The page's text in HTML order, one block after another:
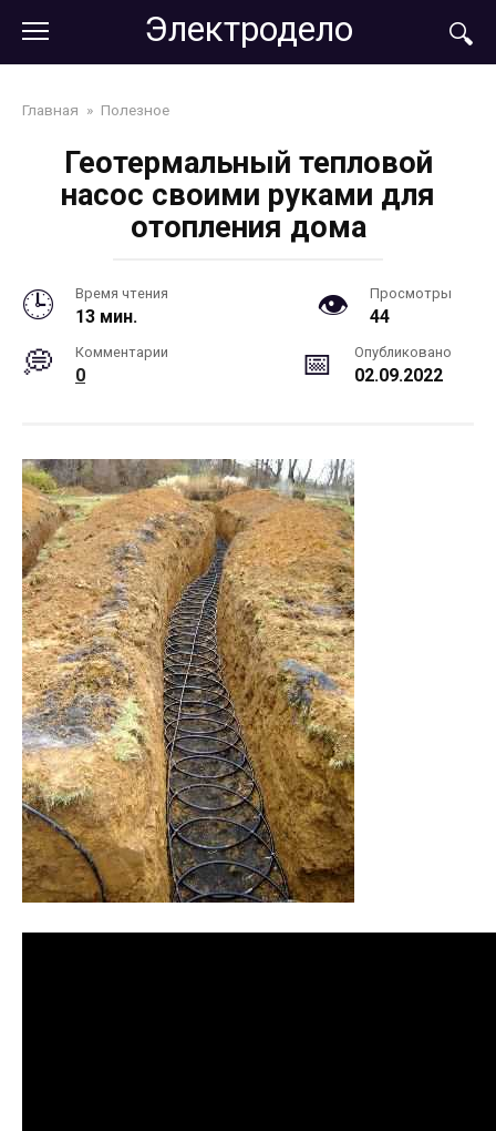
контенту
Электродело
Главная » Полезное
Геотермальный тепловой
насос своими руками для
отопления дома
Время чтения
13 мин.
Просмотры
44
Комментарии
0
Опубликовано
02.09.2022